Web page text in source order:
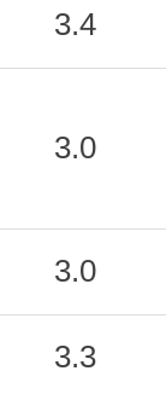
3.4
3.0
3.0
3.3